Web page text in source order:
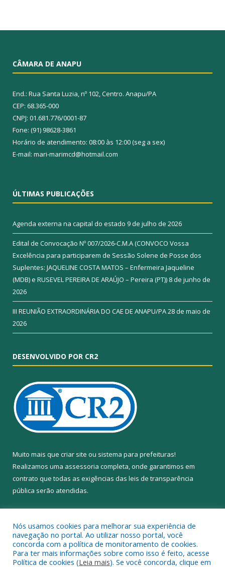
CÂMARA DE ANAPU
End.: Rua Santa Luzia, nº 102, Centro. Anapu/PA
CEP: 68.365-000
CNPJ: 01.681.776/0001-87
Fone: (91) 98628-3861
Horário de atendimento: 08:00 às 12:00 (seg a sex)
E-mail: mari-marimcd@hotmail.com
ÚLTIMAS PUBLICAÇÕES
Agenda externa na capital do estado 9 de julho de 2026
Edital de Convocação Nº 007/2026-C.M.A (CONVOCO Vossa
Excelência para participarem de Sessão Solene de Posse dos
Suplentes: JAQUELINE COSTA MATOS – Enfermeira Jaqueline
(MDB) e RUSEVEL PEREIRA DE ARAÚJO – Pereira (PT)) 8 de junho de
2026
III REUNIÃO EXTRAORDINÁRIA DO CAE DE ANAPU/PA28 de maio de
2026
DESENVOLVIDO POR CR2
Muito mais que criar site ou sistema para prefeituras!
Realizamos uma assessoria completa, onde garantimos em
contrato que todas as exigências das leis de transparência
pública serão atendidas.
Nós usamos cookies para melhorar sua experiência de
navegação no portal. Ao utilizar nosso portal, você
concorda com a política de monitoramento de cookies.
Para ter mais informações sobre como isso é feito, acesse
Política de cookies (Leia mais). Se você concorda, clique em